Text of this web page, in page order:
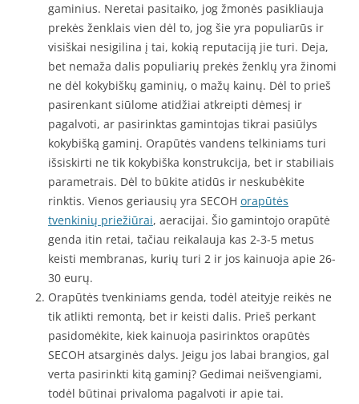
gaminius. Neretai pasitaiko, jog žmonės pasikliauja
prekės ženklais vien dėl to, jog šie yra populiarūs ir
visiškai nesigilina į tai, kokią reputaciją jie turi. Deja,
bet nemaža dalis populiarių prekės ženklų yra žinomi
ne dėl kokybiškų gaminių, o mažų kainų. Dėl to prieš
pasirenkant siūlome atidžiai atkreipti dėmesį ir
pagalvoti, ar pasirinktas gamintojas tikrai pasiūlys
kokybišką gaminį. Orapūtės vandens telkiniams turi
išsiskirti ne tik kokybiška konstrukcija, bet ir stabiliais
parametrais. Dėl to būkite atidūs ir neskubėkite
rinktis. Vienos geriausių yra SECOH orapūtės
tvenkinių priežiūrai, aeracijai. Šio gamintojo orapūtė
genda itin retai, tačiau reikalauja kas 2-3-5 metus
keisti membranas, kurių turi 2 ir jos kainuoja apie 26-
30 eurų.
Orapūtės tvenkiniams genda, todėl ateityje reikės ne
tik atlikti remontą, bet ir keisti dalis. Prieš perkant
pasidomėkite, kiek kainuoja pasirinktos orapūtės
SECOH atsarginės dalys. Jeigu jos labai brangios, gal
verta pasirinkti kitą gaminį? Gedimai neišvengiami,
todėl būtinai privaloma pagalvoti ir apie tai.